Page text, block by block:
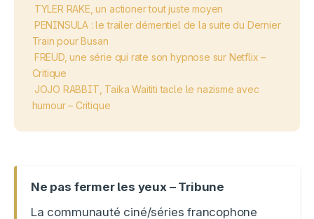
TYLER RAKE, un actioner tout juste moyen
PENINSULA : le trailer démentiel de la suite du Dernier
Train pour Busan
FREUD, une série qui rate son hypnose sur Netflix –
Critique
JOJO RABBIT, Taika Waititi tacle le nazisme avec
humour – Critique
Ne pas fermer les yeux – Tribune
La communauté ciné/séries francophone